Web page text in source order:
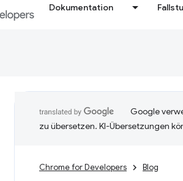
Dokumentation
Google
zu übersetzen. KI-Übersetzungen
Chrome for Developers Blog